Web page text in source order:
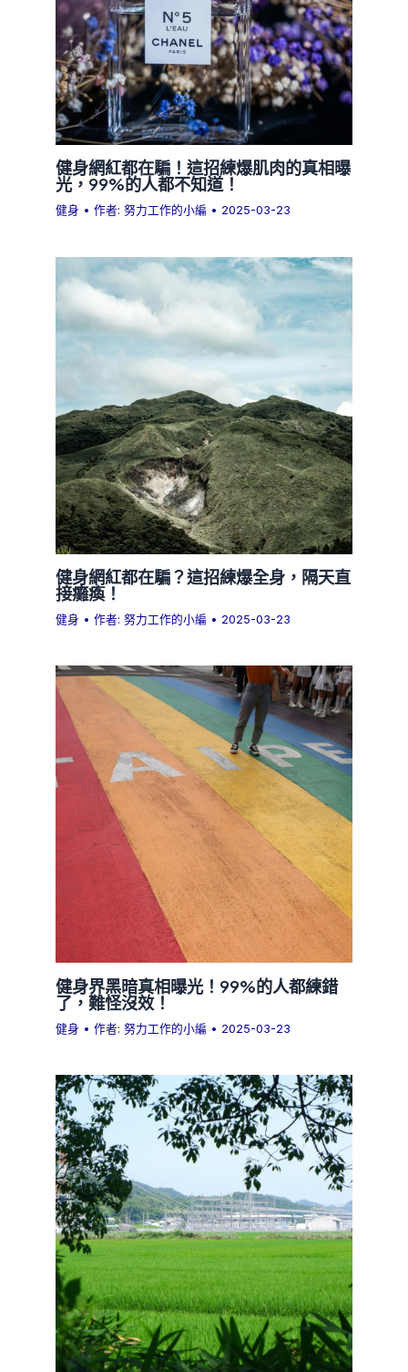
健身網紅都在騙！這招練爆肌肉的真相曝
光，99%的人都不知道！
健身 • 作者:努力工作的小編 • 2025-03-23
健身網紅都在騙？這招練爆全身，隔天直
接癱瘓！
健身 • 作者:努力工作的小編 • 2025-03-23
健身界黑暗真相曝光！99%的人都練錯
了，難怪沒效！
健身 • 作者:努力工作的小編 • 2025-03-23